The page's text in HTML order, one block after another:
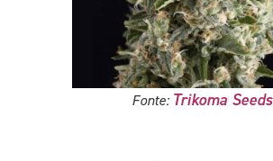
Fonte: Trikoma Seeds